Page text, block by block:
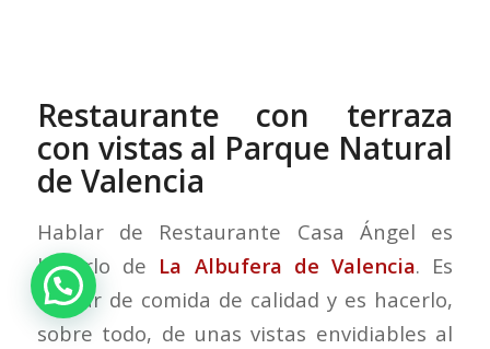
Restaurante con terraza
con vistas al Parque Natural
de Valencia
Hablar de Restaurante Casa Ángel es
hacerlo de La Albufera de Valencia. Es
hablar de comida de calidad y es hacerlo,
sobre todo, de unas vistas envidiables al